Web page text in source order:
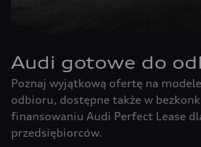
Audi gotowe do
Poznaj wyjątkową ofertę na
odbioru, dostępne także w
finansowaniu Audi Perfect Lease
przedsiębiorców.